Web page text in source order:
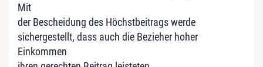
Mit
der Bescheidung des Höchstbeitrags werde
sichergestellt, dass auch die Bezieher hoher
Einkommen